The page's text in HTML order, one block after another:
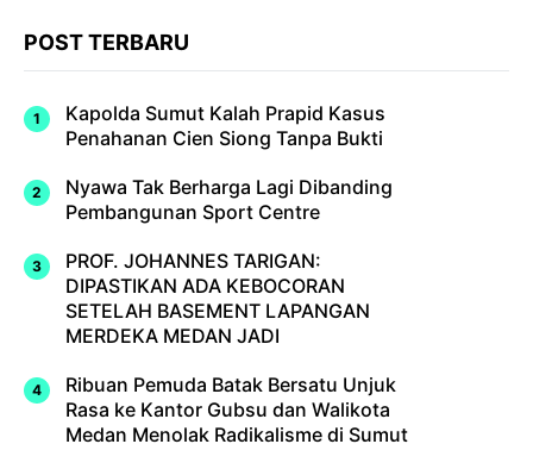
POST TERBARU
Kapolda Sumut Kalah Prapid Kasus
Penahanan Cien Siong Tanpa Bukti
Nyawa Tak Berharga Lagi Dibanding
Pembangunan Sport Centre
PROF. JOHANNES TARIGAN:
DIPASTIKAN ADA KEBOCORAN
SETELAH BASEMENT LAPANGAN
MERDEKA MEDAN JADI
Ribuan Pemuda Batak Bersatu Unjuk
Rasa ke Kantor Gubsu dan Walikota
Medan Menolak Radikalisme di Sumut